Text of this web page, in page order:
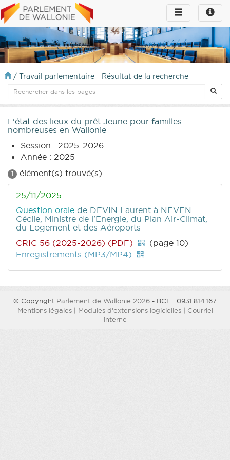
Toggle
infos
Toggle
navigation
/ Travail parlementaire - Résultat de la recherche
L'état des lieux du prêt Jeune pour familles
nombreuses en Wallonie
Session : 2025-2026
Année : 2025
1 élément(s) trouvé(s).
25/11/2025
Question orale de DEVIN Laurent à NEVEN
Cécile, Ministre de l'Energie, du Plan Air-Climat,
du Logement et des Aéroports
CRIC 56 (2025-2026) (PDF)
(page 10)
Enregistrements (MP3/MP4)
© Copyright Parlement de Wallonie 2026 - BCE : 0931.814.167
Mentions légales| Modules d'extensions logicielles| Courriel
interne